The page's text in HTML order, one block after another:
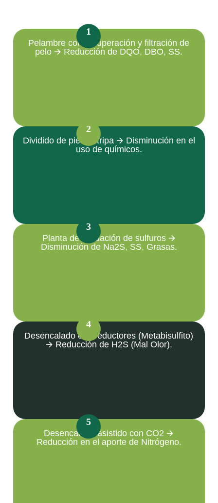
Pelambre con recuperación y filtración de
pelo 🡪 Reducción de DQO, DBO, SS.
1
Dividido de piel en tripa 🡪 Disminución en el
uso de químicos.
2
Planta de Oxidación de sulfuros 🡪
Disminución de Na2S, SS, Grasas.
3
Desencalado con reductores (Metabisulfito)
🡪 Reducción de H2S (Mal Olor).
4
Desencalado asistido con CO2 🡪
Reducción en el aporte de Nitrógeno.
5